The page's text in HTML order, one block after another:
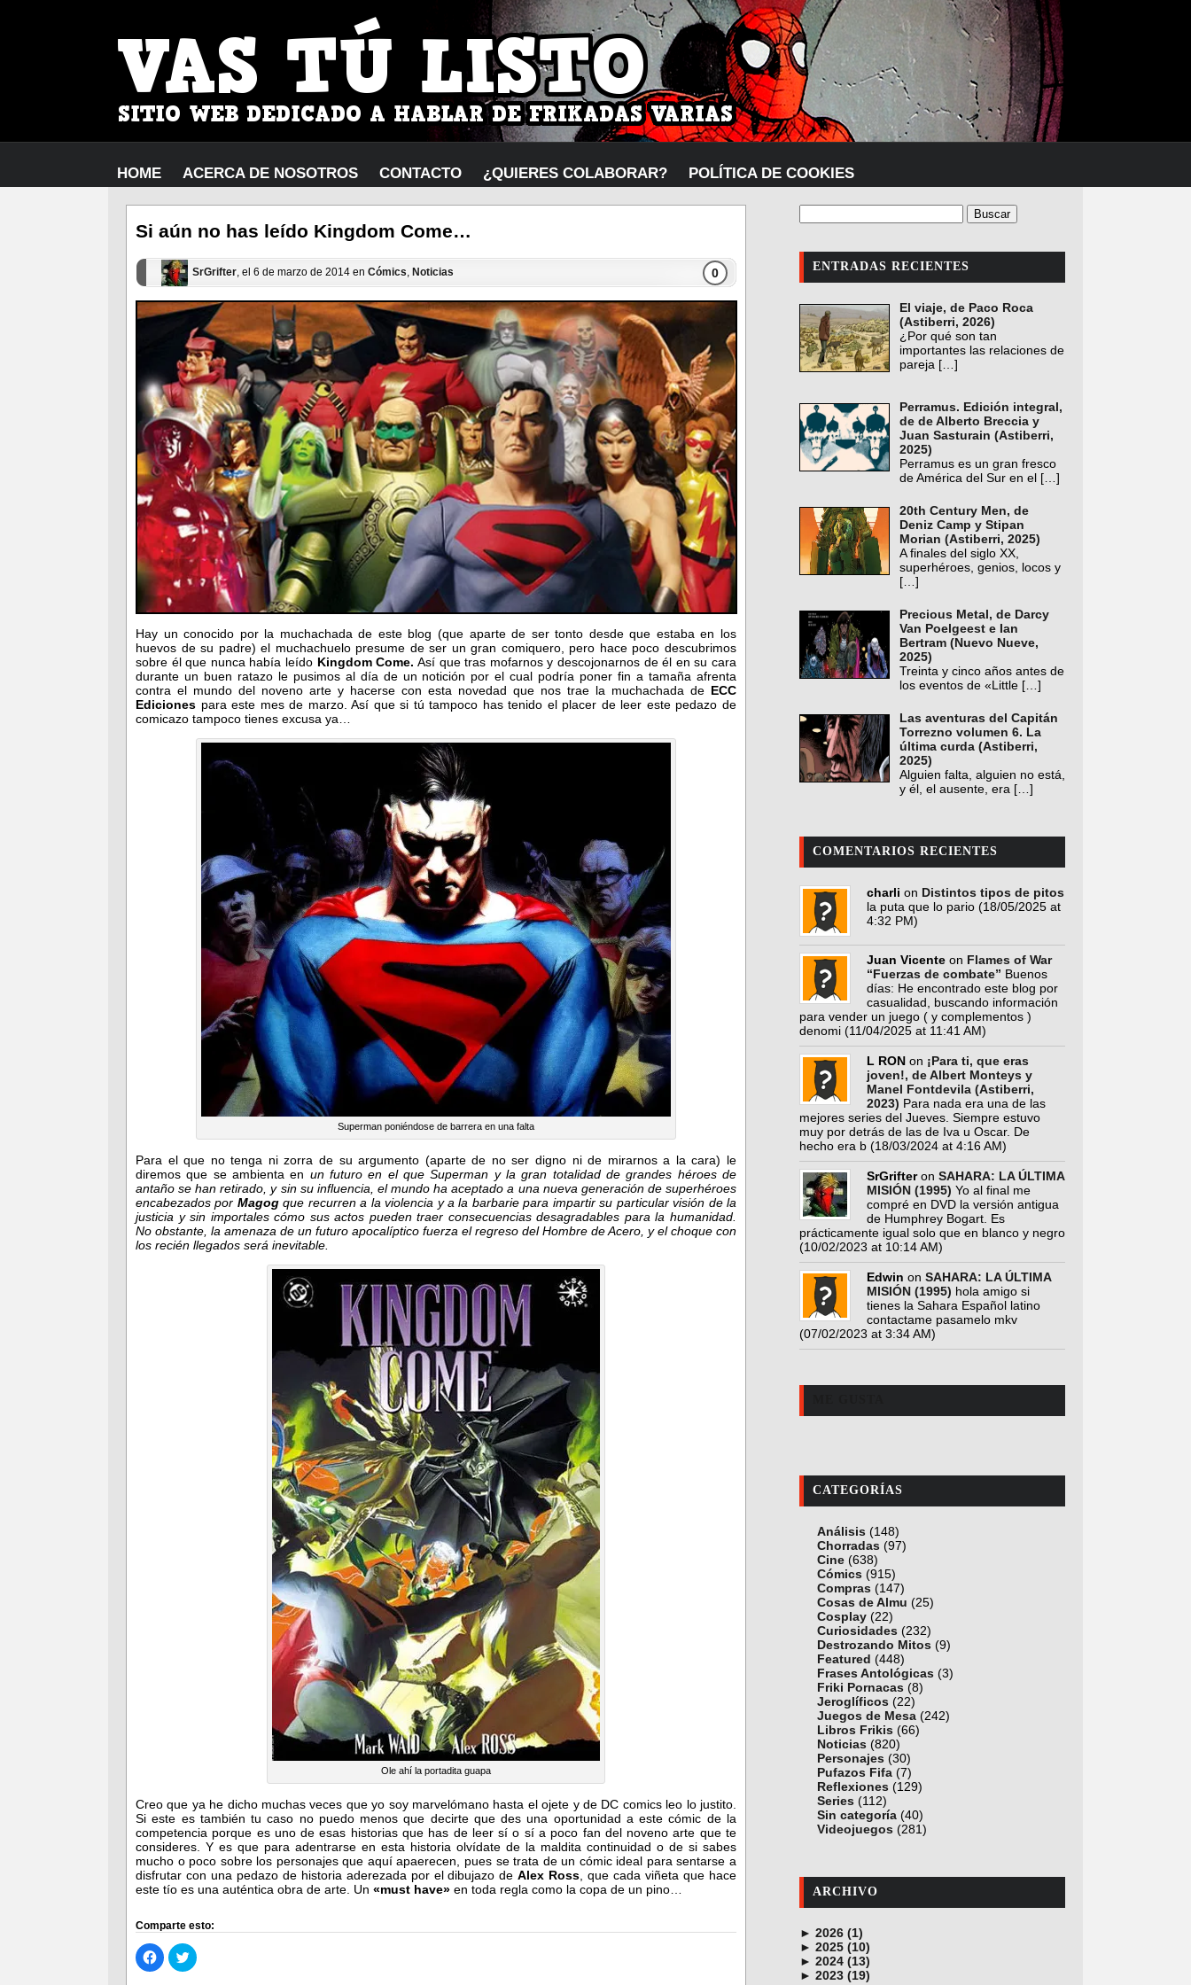
HOME ACERCA DE NOSOTROS CONTACTO ¿QUIERES COLABORAR? POLÍTICA DE COOKIES
Si aún no has leído Kingdom Come…
SrGrifter, el 6 de marzo de 2014 en Cómics, Noticias 0
Hay un conocido por la muchachada de este blog (que aparte de ser tonto desde que estaba en los
huevos de su padre) el muchachuelo presume de ser un gran comiquero, pero hace poco descubrimos
sobre él que nunca había leído Kingdom Come. Así que tras mofarnos y descojonarnos de él en su cara
durante un buen ratazo le pusimos al día de un notición por el cual podría poner fin a tamaña afrenta
contra el mundo del noveno arte y hacerse con esta novedad que nos trae la muchachada de ECC
Ediciones para este mes de marzo. Así que si tú tampoco has tenido el placer de leer este pedazo de
comicazo tampoco tienes excusa ya…
Superman poniéndose de barrera en una falta
Para el que no tenga ni zorra de su argumento (aparte de no ser digno ni de mirarnos a la cara) le
diremos que se ambienta en un futuro en el que Superman y la gran totalidad de grandes héroes de
antaño se han retirado, y sin su influencia, el mundo ha aceptado a una nueva generación de superhéroes
encabezados por Magogque recurren a la violencia y a la barbarie para impartir su particular visión de la
justicia y sin importales cómo sus actos pueden traer consecuencias desagradables para la humanidad.
No obstante, la amenaza de un futuro apocalíptico fuerza el regreso del Hombre de Acero, y el choque con
los recién llegados será inevitable.
Ole ahí la portadita guapa
Creo que ya he dicho muchas veces que yo soy marvelómano hasta el ojete y de DC comics leo lo justito.
Si este es también tu caso no puedo menos que decirte que des una oportunidad a este cómic de la
competencia porque es uno de esas historias que has de leer sí o sí a poco fan del noveno arte que te
consideres. Y es que para adentrarse en esta historia olvídate de la maldita continuidad o de si sabes
mucho o poco sobre los personajes que aquí apaerecen, pues se trata de un cómic ideal para sentarse a
disfrutar con una pedazo de historia aderezada por el dibujazo deAlex Ross , que cada viñeta que hace
este tío es una auténtica obra de arte. Un «must have» en toda regla como la copa de un pino…
Comparte esto:
Haz
clic
para
Haz
clic
ENTRADAS RECIENTES
El viaje, de Paco Roca
(Astiberri, 2026)
¿Por qué son tan
importantes las relaciones de
pareja […]
Perramus. Edición integral,
de de Alberto Breccia y
Juan Sasturain (Astiberri,
2025)
Perramus es un gran fresco
de América del Sur en el […]
20th Century Men, de
Deniz Camp y Stipan
Morian (Astiberri, 2025)
A finales del siglo XX,
superhéroes, genios, locos y
[…]
Precious Metal, de Darcy
Van Poelgeest e Ian
Bertram (Nuevo Nueve,
2025)
Treinta y cinco años antes de
los eventos de «Little […]
Las aventuras del Capitán
Torrezno volumen 6. La
última curda (Astiberri,
2025)
Alguien falta, alguien no está,
y él, el ausente, era […]
COMENTARIOS RECIENTES
charli on Distintos tipos de pitos
la puta que lo pario (18/05/2025 at
4:32 PM)
Juan Vicente on Flames of War
“Fuerzas de combate” Buenos
días: He encontrado este blog por
casualidad, buscando información
para vender un juego ( y complementos )
denomi (11/04/2025 at 11:41 AM)
L RON on ¡Para ti, que eras
joven!, de Albert Monteys y
Manel Fontdevila (Astiberri,
2023) Para nada era una de las
mejores series del Jueves. Siempre estuvo
muy por detrás de las de Iva u Oscar. De
hecho era b (18/03/2024 at 4:16 AM)
SrGrifteron SAHARA: LA ÚLTIMA
MISIÓN (1995) Yo al final me
compré en DVD la versión antigua
de Humphrey Bogart. Es
prácticamente igual solo que en blanco y negro
(10/02/2023 at 10:14 AM)
Edwin on SAHARA: LA ÚLTIMA
MISIÓN (1995) hola amigo si
tienes la Sahara Español latino
contactame pasamelo mkv
(07/02/2023 at 3:34 AM)
CATEGORÍAS
Análisis (148)
Chorradas (97)
Cine (638)
Cómics (915)
Compras (147)
Cosas de Almu (25)
Cosplay (22)
Curiosidades (232)
Destrozando Mitos (9)
Featured (448)
Frases Antológicas (3)
Friki Pornacas (8)
Jeroglíficos (22)
Juegos de Mesa (242)
Libros Frikis (66)
Noticias (820)
Personajes (30)
Pufazos Fifa (7)
Reflexiones (129)
Series (112)
Sin categoría (40)
Videojuegos (281)
ARCHIVO
► 2026 (1)
junio (1)
► 2025 (10)
noviembre (1)
octubre (1)
► 2024 (13)
diciembre (4)
► 2023 (19)